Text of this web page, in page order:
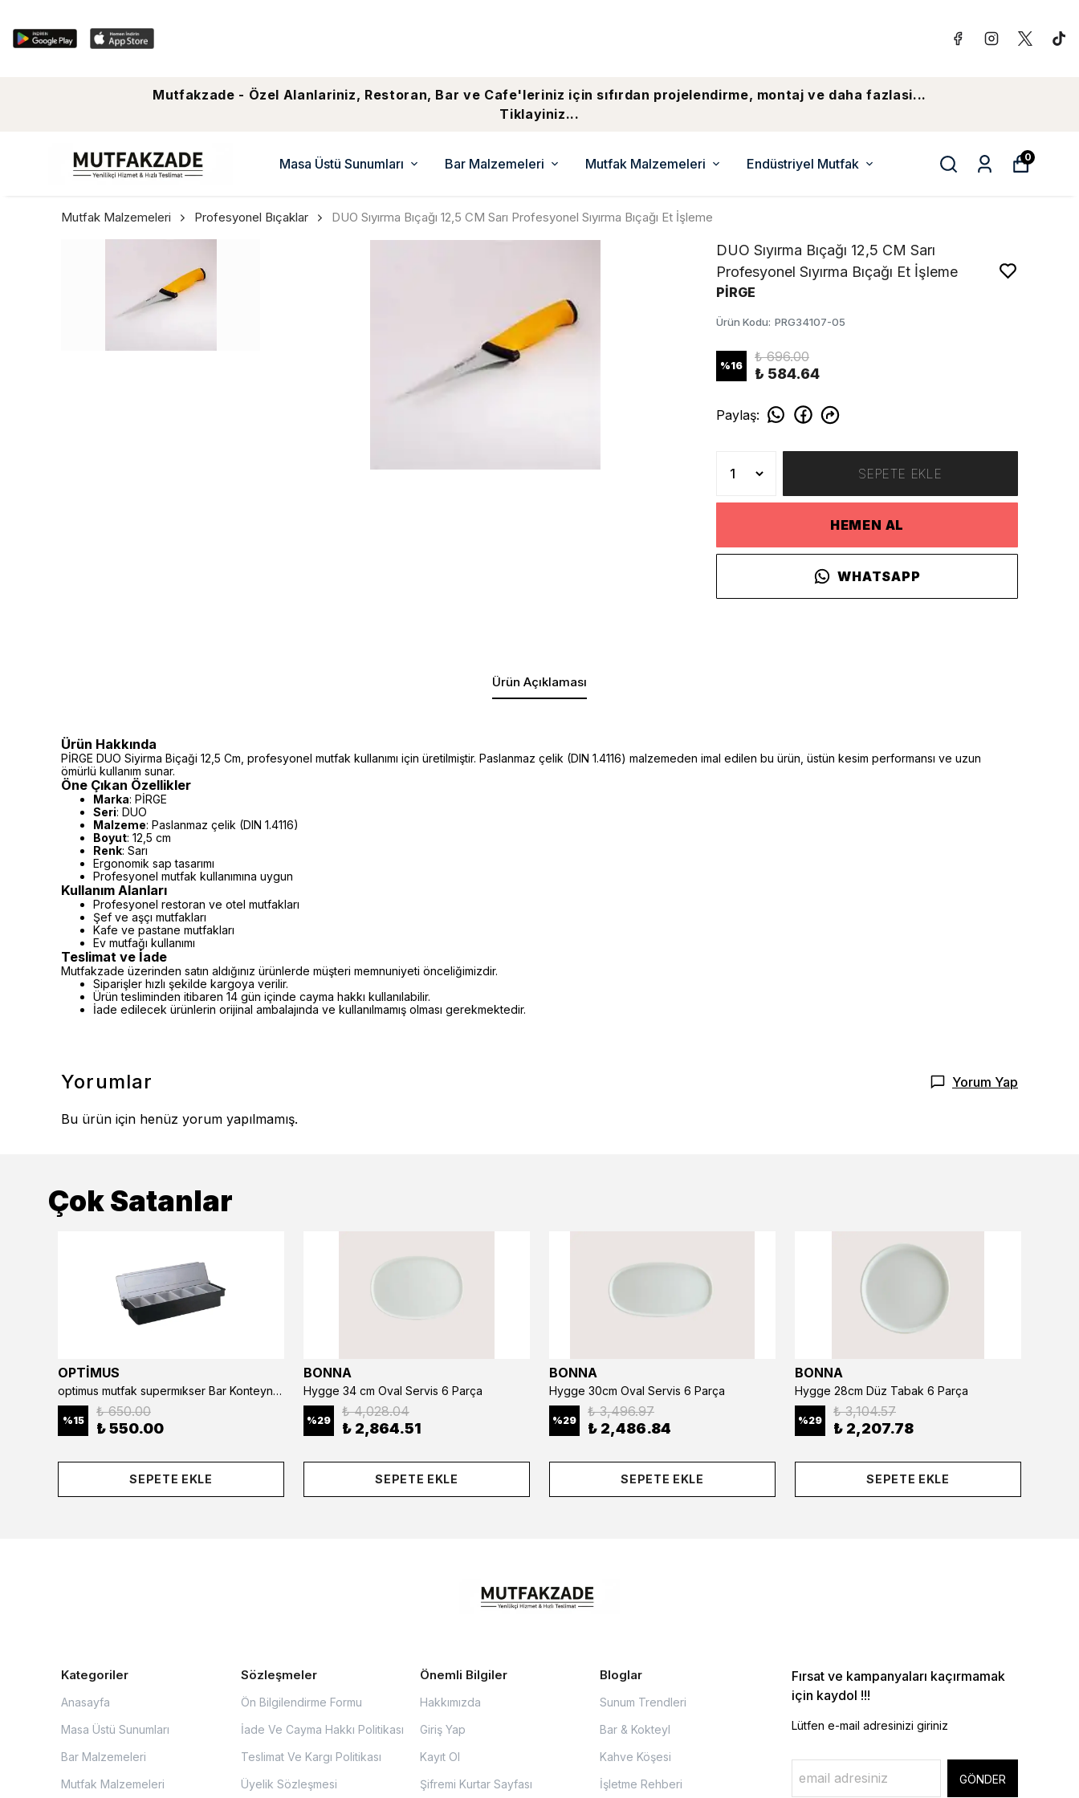
Mutfakzade - Özel Alanlariniz, Restoran, Bar ve Cafe'leriniz için sıfırdan projelendirme, montaj ve daha fazlasi...
Tiklayiniz...
Masa Üstü Sunumları Bar Malzemeleri Mutfak Malzemeleri Endüstriyel Mutfak 0
Mutfak Malzemeleri Profesyonel Bıçaklar DUO Sıyırma Bıçağı 12,5 CM Sarı Profesyonel Sıyırma Bıçağı Et İşleme
DUO Sıyırma Bıçağı 12,5 CM Sarı
Profesyonel Sıyırma Bıçağı Et İşleme
PİRGE
Ürün Kodu: PRG34107-05
%16
₺ 696.00
₺ 584.64
Paylaş:
SEPETE EKLE
HEMEN AL
WHATSAPP
Ürün Açıklaması
Ürün Hakkında
PİRGE DUO Siyirma Biçaği 12,5 Cm, profesyonel mutfak kullanımı için üretilmiştir. Paslanmaz çelik (DIN 1.4116) malzemeden imal edilen bu ürün, üstün kesim performansı ve uzun
ömürlü kullanım sunar.
Öne Çıkan Özellikler
Marka: PİRGE
Seri: DUO
Malzeme: Paslanmaz çelik (DIN 1.4116)
Boyut: 12,5 cm
Renk: Sarı
Ergonomik sap tasarımı
Profesyonel mutfak kullanımına uygun
Kullanım Alanları
Profesyonel restoran ve otel mutfakları
Şef ve aşçı mutfakları
Kafe ve pastane mutfakları
Ev mutfağı kullanımı
Teslimat ve İade
Mutfakzade üzerinden satın aldığınız ürünlerde müşteri memnuniyeti önceliğimizdir.
Siparişler hızlı şekilde kargoya verilir.
Ürün tesliminden itibaren 14 gün içinde cayma hakkı kullanılabilir.
İade edilecek ürünlerin orijinal ambalajında ve kullanılmamış olması gerekmektedir.
Yorumlar Yorum Yap
Bu ürün için henüz yorum yapılmamış.
Çok Satanlar
OPTİMUS
optimus mutfak supermıkser Bar Konteyner 6'lı 50×16×9 cm Kapaklı Polikarbon Organizer Bar & Kafe
%15
₺ 650.00
₺ 550.00
SEPETE EKLE
BONNA
Hygge 34 cm Oval Servis 6 Parça
%29
₺ 4,028.04
₺ 2,864.51
SEPETE EKLE
BONNA
Hygge 30cm Oval Servis 6 Parça
%29
₺ 3,496.97
₺ 2,486.84
SEPETE EKLE
BONNA
Hygge 28cm Düz Tabak 6 Parça
%29
₺ 3,104.57
₺ 2,207.78
SEPETE EKLE
Kategoriler
Anasayfa
Masa Üstü Sunumları
Bar Malzemeleri
Mutfak Malzemeleri
Sözleşmeler
Ön Bilgilendirme Formu
İade Ve Cayma Hakkı Politikası
Teslimat Ve Kargı Politikası
Üyelik Sözleşmesi
Önemli Bilgiler
Hakkımızda
Giriş Yap
Kayıt Ol
Şifremi Kurtar Sayfası
Bloglar
Sunum Trendleri
Bar & Kokteyl
Kahve Köşesi
İşletme Rehberi
Fırsat ve kampanyaları kaçırmamak
için kaydol !!!
Lütfen e-mail adresinizi giriniz
GÖNDER